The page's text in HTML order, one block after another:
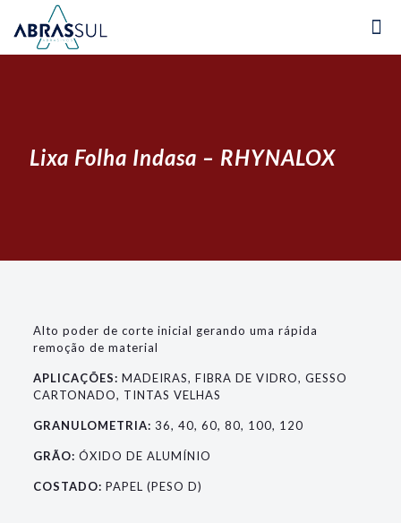
Lixa Folha Indasa – RHYNALOX
Alto poder de corte inicial gerando uma rápida
remoção de material
APLICAÇÕES: MADEIRAS, FIBRA DE VIDRO, GESSO
CARTONADO, TINTAS VELHAS
GRANULOMETRIA: 36, 40, 60, 80, 100, 120
GRÃO: ÓXIDO DE ALUMÍNIO
COSTADO: PAPEL (PESO D)